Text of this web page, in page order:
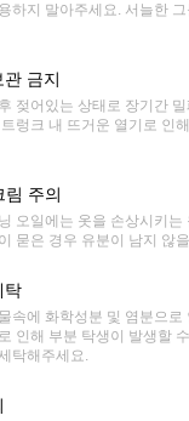
하지 말아주세요. 서늘한
관 금지
젖어있는 상태로 장기간
렁크 내 뜨거운 열기로 인
림 주의
오일에는 옷을 손상시키는
묻은 경우 유분이 남지 않
탁
속에 화학성분 및 염분으로
인해 부분 탁생이 발생할
탁해주세요.